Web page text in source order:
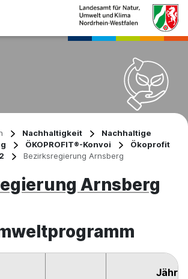
Nachhaltigkeit
Nachhaltige
ÖKOPROFIT®-Konvoi
Ökoprofit
Bezirksregierung Arnsberg
Arnsberg